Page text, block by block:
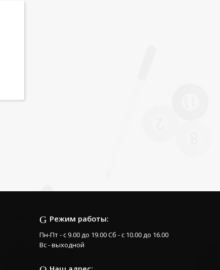
Режим работы:
Пн-Пт - с 9.00 до 19.00 Сб - с 10.00 до 16.00
Вс - выходной